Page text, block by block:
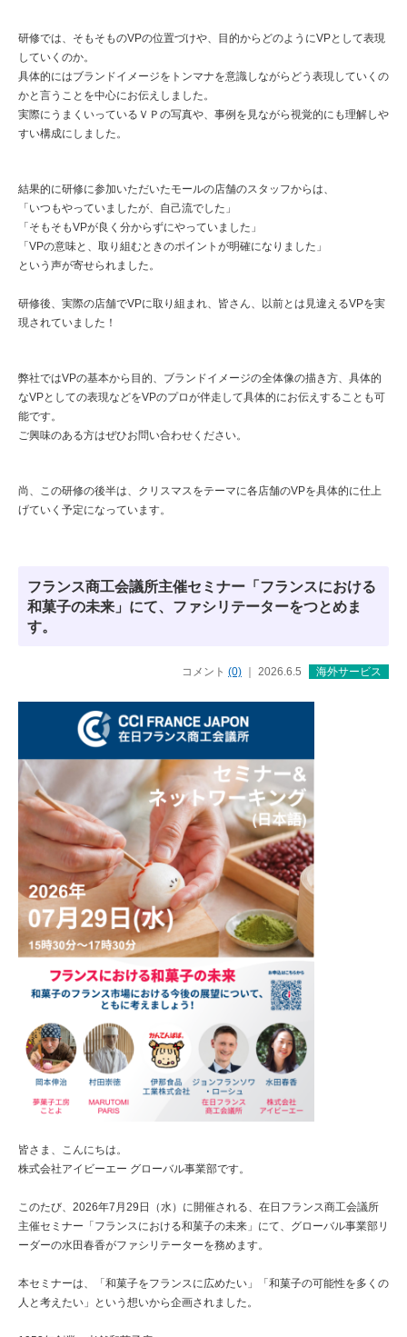
研修では、そもそものVPの位置づけや、目的からどのようにVPとして表現
していくのか。
具体的にはブランドイメージをトンマナを意識しながらどう表現していくの
かと言うことを中心にお伝えしました。
実際にうまくいっているＶＰの写真や、事例を見ながら視覚的にも理解しや
すい構成にしました。
結果的に研修に参加いただいたモールの店舗のスタッフからは、
「いつもやっていましたが、自己流でした」
「そもそもVPが良く分からずにやっていました」
「VPの意味と、取り組むときのポイントが明確になりました」
という声が寄せられました。
研修後、実際の店舗でVPに取り組まれ、皆さん、以前とは見違えるVPを実
現されていました！
弊社ではVPの基本から目的、ブランドイメージの全体像の描き方、具体的
なVPとしての表現などをVPのプロが伴走して具体的にお伝えすることも可
能です。
ご興味のある方はぜひお問い合わせください。
尚、この研修の後半は、クリスマスをテーマに各店舗のVPを具体的に仕上
げていく予定になっています。
フランス商工会議所主催セミナー「フランスにおける
和菓子の未来」にて、ファシリテーターをつとめま
す。
コメント (0) ｜ 2026.6.5 海外サービス
皆さま、こんにちは。
株式会社アイビーエー グローバル事業部です。
このたび、2026年7月29日（水）に開催される、在日フランス商工会議所
主催セミナー「フランスにおける和菓子の未来」にて、グローバル事業部リ
ーダーの水田春香がファシリテーターを務めます。
本セミナーは、「和菓子をフランスに広めたい」「和菓子の可能性を多くの
人と考えたい」という想いから企画されました。